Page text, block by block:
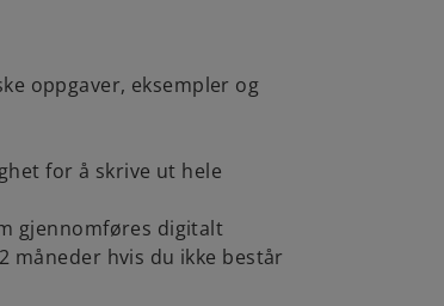
oppgaver, eksempler og
for å skrive ut hele
gjennomføres digitalt
måneder hvis du ikke består